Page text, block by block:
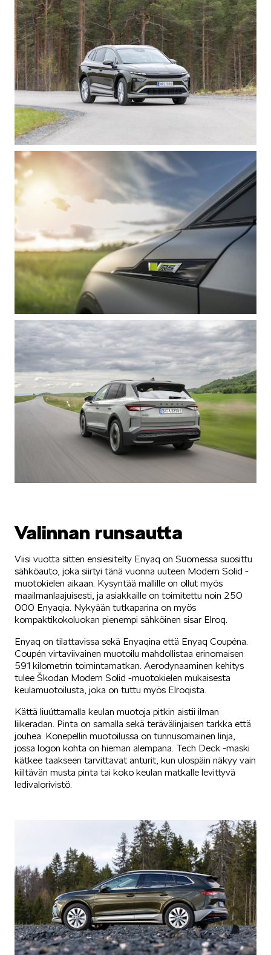
Valinnan runsautta
Viisi vuotta sitten ensiesitelty Enyaq on Suomessa suosittu
sähköauto, joka siirtyi tänä vuonna uuteen Modern Solid -
muotokielen aikaan. Kysyntää mallille on ollut myös
maailmanlaajuisesti, ja asiakkaille on toimitettu noin 250
000 Enyaqia. Nykyään tutkaparina on myös
kompaktikokoluokan pienempi sähköinen sisar Elroq.
Enyaq on tilattavissa sekä Enyaqina että Enyaq Coupéna.
Coupén virtaviivainen muotoilu mahdollistaa erinomaisen
591 kilometrin toimintamatkan. Aerodynaaminen kehitys
tulee Škodan Modern Solid -muotokielen mukaisesta
keulamuotoilusta, joka on tuttu myös Elroqista.
Kättä liu´uttamalla keulan muotoja pitkin aistii ilman
liikeradan. Pinta on samalla sekä terävälinjaisen tarkka että
jouhea. Konepellin muotoilussa on tunnusomainen linja,
jossa logon kohta on hieman alempana. Tech Deck -maski
kätkee taakseen tarvittavat anturit, kun ulospäin näkyy vain
kiiltävän musta pinta tai koko keulan matkalle levittyvä
ledivalorivistö.